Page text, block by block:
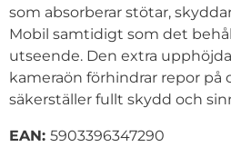
som absorberar stötar,
Mobil samtidigt som det
utseende. Den extra
kameraön förhindrar repor på
säkerställer fullt skydd och
EAN: 5903396347290